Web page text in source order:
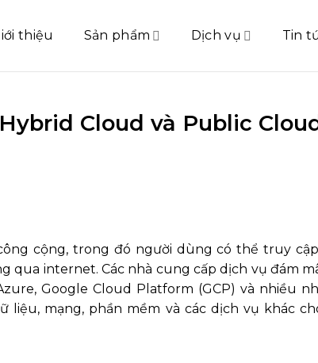
thiệu Sản phẩm Dịch vụ Tin
Cloud và Public
cộng, trong đó người dùng có thể truy
qua internet. Các nhà cung cấp dịch vụ đám
Google Cloud Platform (GCP) và nhiều
mạng, phần mềm và các dịch vụ khác